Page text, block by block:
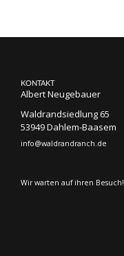
KONTAKT
Albert Neugebauer
Waldrandsiedlung 65
53949 Dahlem-Baasem
info@waldrandranch.de
Wir warten auf ihren Besuch!